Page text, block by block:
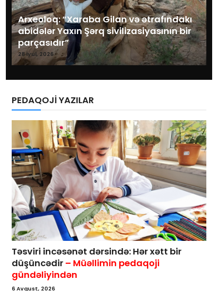
Arxeoloq: “Xaraba Gilan və ətrafındakı
abidələr Yaxın Şərq sivilizasiyasının bir
parçasıdır”
28 İyul, 2026
PEDAQOJİ YAZILAR
Təsviri incəsənət dərsində: Hər xətt bir
düşüncədir – Müəllimin pedaqoji
gündəliyindən
6 Avqust, 2026